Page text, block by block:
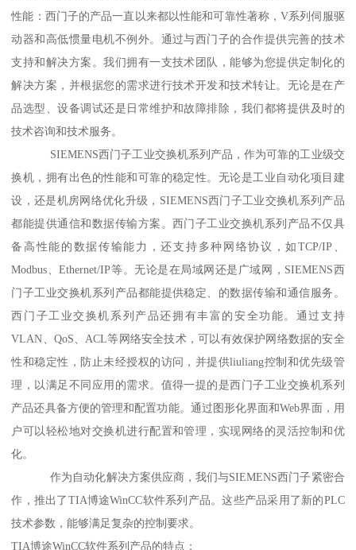
性能：西门子的产品一直以来都以性能和可靠性著称，V系列伺服驱
动器和高低惯量电机不例外。通过与西门子的合作提供完善的技术
支持和解决方案。我们拥有一支技术团队，能够为您提供定制化的
解决方案，并根据您的需求进行技术开发和技术转让。无论是在产
品选型、设备调试还是日常维护和故障排除，我们都将提供及时的
技术咨询和技术服务。
SIEMENS西门子工业交换机系列产品，作为可靠的工业级交
换机，拥有出色的性能和可靠的稳定性。无论是工业自动化项目建
设，还是机房网络优化升级，SIEMENS西门子工业交换机系列产品
都能提供通信和数据传输方案。西门子工业交换机系列产品不仅具
备高性能的数据传输能力，还支持多种网络协议，如TCP/IP、
Modbus、Ethernet/IP等。无论是在局域网还是广域网，SIEMENS西
门子工业交换机系列产品都能提供稳定、的数据传输和通信服务。
西门子工业交换机系列产品还拥有丰富的安全功能。通过支持
VLAN、QoS、ACL等网络安全技术，可以有效保护网络数据的安全
性和稳定性，防止未经授权的访问，并提供liuliang控制和优先级管
理，以满足不同应用的需求。值得一提的是西门子工业交换机系列
产品还具备方便的管理和配置功能。通过图形化界面和Web界面，用
户可以轻松地对交换机进行配置和管理，实现网络的灵活控制和优
化。
作为自动化解决方案供应商，我们与SIEMENS西门子紧密合
作，推出了TIA博途WinCC软件系列产品。这些产品采用了新的PLC
技术参数，能够满足复杂的控制要求。
TIA博途WinCC软件系列产品的特点：